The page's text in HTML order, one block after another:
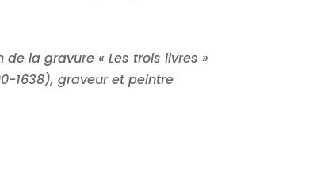
la gravure « Les trois livres »
1638), graveur et peintre